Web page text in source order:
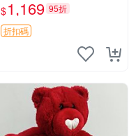
存狀態優異。收藏或贈送皆
為佳選。 中古 毛絨熊 毛玩
偶
$1,169 95折
折扣碼